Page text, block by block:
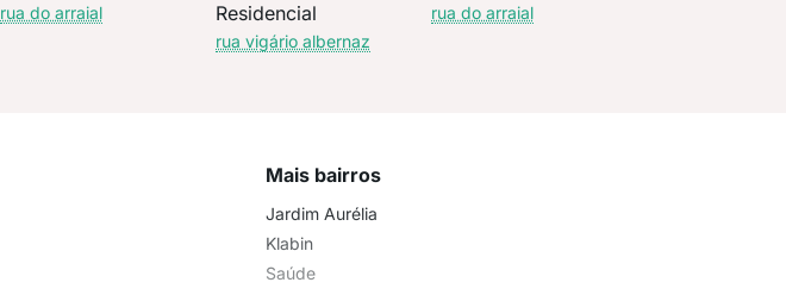
rua do arraial
Residencial
rua vigário albernaz
rua do arraial
Mais bairros
Jardim Aurélia
Klabin
Saúde